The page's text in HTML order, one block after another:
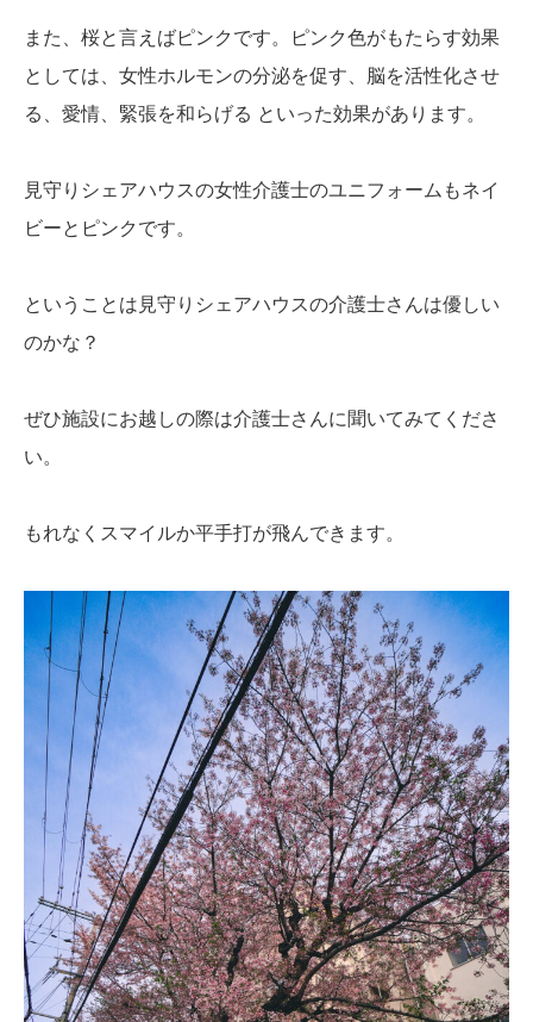
また、桜と言えばピンクです。ピンク色がもたらす効果
としては、女性ホルモンの分泌を促す、脳を活性化させ
る、愛情、緊張を和らげる といった効果があります。
見守りシェアハウスの女性介護士のユニフォームもネイ
ビーとピンクです。
ということは見守りシェアハウスの介護士さんは優しい
のかな？
ぜひ施設にお越しの際は介護士さんに聞いてみてくださ
い。
もれなくスマイルか平手打が飛んできます。